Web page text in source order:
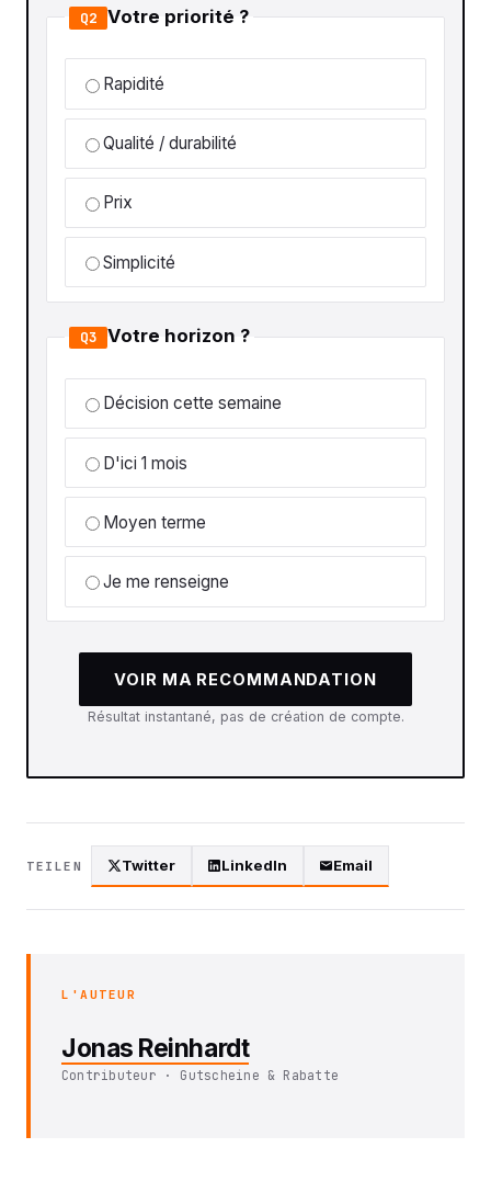
Q2 Votre priorité ?
Rapidité
Qualité / durabilité
Prix
Simplicité
Q3 Votre horizon ?
Décision cette semaine
D'ici 1 mois
Moyen terme
Je me renseigne
VOIR MA RECOMMANDATION
Résultat instantané, pas de création de compte.
TEILEN Twitter LinkedIn Email
L'AUTEUR
Jonas Reinhardt
Contributeur · Gutscheine & Rabatte